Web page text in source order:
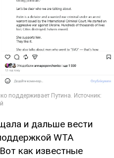
и дальше вести
WTA
как известные